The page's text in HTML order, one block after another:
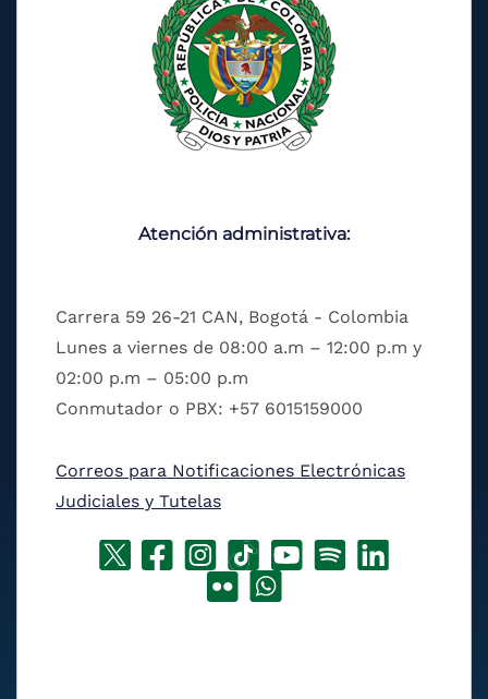
Atención administrativa:
Carrera 59 26-21 CAN, Bogotá - Colombia
Lunes a viernes de 08:00 a.m – 12:00 p.m y
02:00 p.m – 05:00 p.m
Conmutador o PBX: +57 6015159000
Correos para Notificaciones Electrónicas
Judiciales y Tutelas